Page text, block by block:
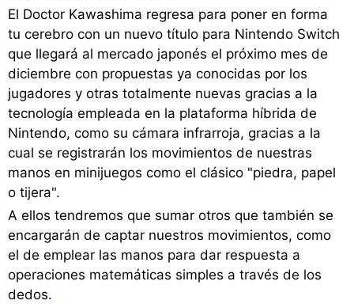
El Doctor Kawashima regresa para poner en forma
tu cerebro con un nuevo título para Nintendo Switch
que llegará al mercado japonés el próximo mes de
diciembre con propuestas ya conocidas por los
jugadores y otras totalmente nuevas gracias a la
tecnología empleada en la plataforma híbrida de
Nintendo, como su cámara infrarroja, gracias a la
cual se registrarán los movimientos de nuestras
manos en minijuegos como el clásico "piedra, papel
o tijera".
A ellos tendremos que sumar otros que también se
encargarán de captar nuestros movimientos, como
el de emplear las manos para dar respuesta a
operaciones matemáticas simples a través de los
dedos.